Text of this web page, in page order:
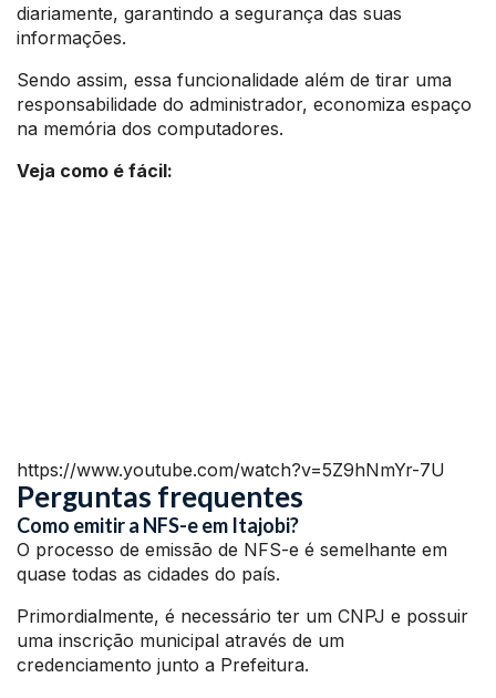
diariamente, garantindo a segurança das suas
informações.
Sendo assim, essa funcionalidade além de tirar uma
responsabilidade do administrador, economiza espaço
na memória dos computadores.
Veja como é fácil:
https://www.youtube.com/watch?v=5Z9hNmYr-7U
Perguntas frequentes
Como emitir a NFS-e em Itajobi?
O processo de emissão de NFS-e é semelhante em
quase todas as cidades do país.
Primordialmente, é necessário ter um CNPJ e possuir
uma inscrição municipal através de um
credenciamento junto a Prefeitura.